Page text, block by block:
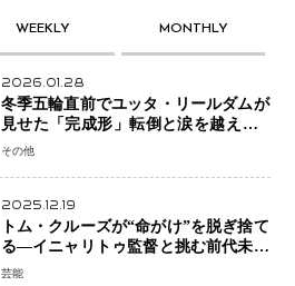
WEEKLY MONTHLY
2026.01.28
冬季五輪直前でユッタ・リールダムが
見せた「完成形」転倒と涙を越えて─
ミラノで金を狙うオランダ女王の現在
その他
2025.12.19
トム・クルーズが“命がけ”を脱ぎ捨て
る―イニャリトゥ監督と挑む前代未聞
の大惨事コメディ「DIGGER ディガ
芸能